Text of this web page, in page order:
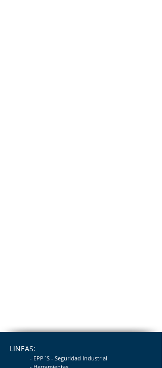
LINEAS:
- EPP´S - Seguridad Industrial